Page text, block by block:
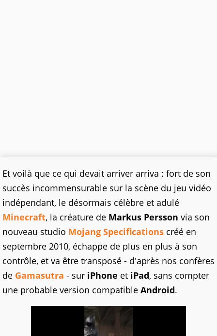
Et voilà que ce qui devait arriver arriva : fort de son
succès incommensurable sur la scène du jeu vidéo
indépendant, le désormais célèbre et adulé
Minecraft, la créature de Markus Persson via son
nouveau studio Mojang Specifications créé en
septembre 2010, échappe de plus en plus à son
contrôle, et va être transposé - d'après nos confères
de Gamasutra - sur iPhone et iPad, sans compter
une probable version compatible Android.